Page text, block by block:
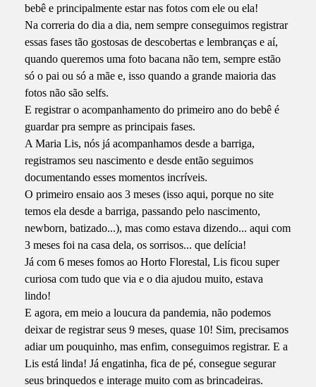
bebê e principalmente estar nas fotos com ele ou ela!
Na correria do dia a dia, nem sempre conseguimos registrar
essas fases tão gostosas de descobertas e lembranças e aí,
quando queremos uma foto bacana não tem, sempre estão
só o pai ou só a mãe e, isso quando a grande maioria das
fotos não são selfs.
E registrar o acompanhamento do primeiro ano do bebê é
guardar pra sempre as principais fases.
A Maria Lis, nós já acompanhamos desde a barriga,
registramos seu nascimento e desde então seguimos
documentando esses momentos incríveis.
O primeiro ensaio aos 3 meses (isso aqui, porque no site
temos ela desde a barriga, passando pelo nascimento,
newborn, batizado...), mas como estava dizendo... aqui com
3 meses foi na casa dela, os sorrisos... que delícia!
Já com 6 meses fomos ao Horto Florestal, Lis ficou super
curiosa com tudo que via e o dia ajudou muito, estava
lindo!
E agora, em meio a loucura da pandemia, não podemos
deixar de registrar seus 9 meses, quase 10! Sim, precisamos
adiar um pouquinho, mas enfim, conseguimos registrar. E a
Lis está linda! Já engatinha, fica de pé, consegue segurar
seus brinquedos e interage muito com as brincadeiras.